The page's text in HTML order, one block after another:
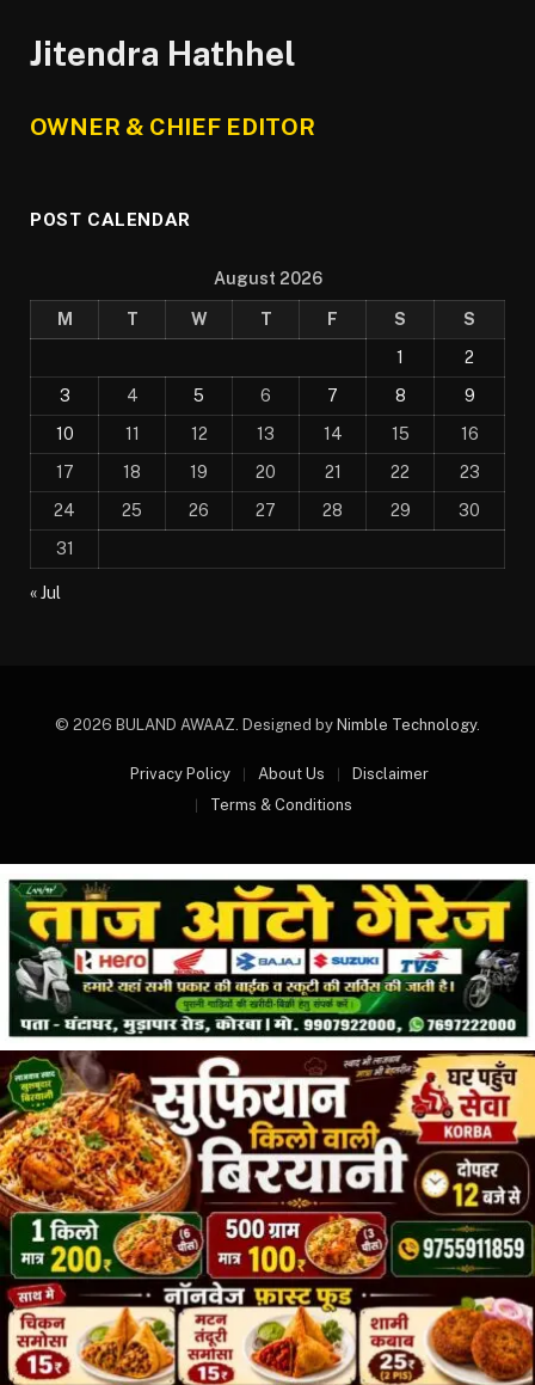
Jitendra Hathhel
OWNER & CHIEF EDITOR
POST CALENDAR
August 2026
M T W T F S
S
1
2
3
4 5 6 7 8
9
10
11 12 13 14 15
16
17
18 19 20 21 22
23
24
25 26 27 28 29
30
31
« Jul
© 2026 BULAND AWAAZ. Designed by Nimble Technology.
Privacy Policy About Us
Disclaimer
Terms & Conditions